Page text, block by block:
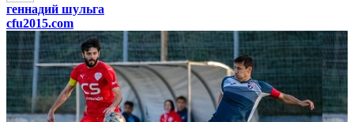
геннадий шульга
cfu2015.com